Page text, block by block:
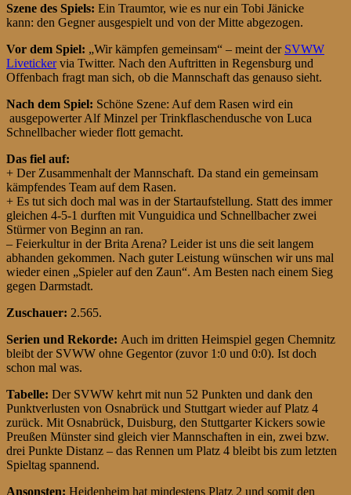
Szene des Spiels: Ein Traumtor, wie es nur ein Tobi Jänicke
kann: den Gegner ausgespielt und von der Mitte abgezogen.
Vor dem Spiel: „Wir kämpfen gemeinsam“ – meint der SVWW
Livetickervia Twitter. Nach den Auftritten in Regensburg und
Offenbach fragt man sich, ob die Mannschaft das genauso sieht.
Nach dem Spiel: Schöne Szene: Auf dem Rasen wird ein
ausgepowerter Alf Minzel per Trinkflaschendusche von Luca
Schnellbacher wieder flott gemacht.
Das fiel auf:
+ Der Zusammenhalt der Mannschaft. Da stand ein gemeinsam
kämpfendes Team auf dem Rasen.
+ Es tut sich doch mal was in der Startaufstellung. Statt des immer
gleichen 4-5-1 durften mit Vunguidica und Schnellbacher zwei
Stürmer von Beginn an ran.
– Feierkultur in der Brita Arena? Leider ist uns die seit langem
abhanden gekommen. Nach guter Leistung wünschen wir uns mal
wieder einen „Spieler auf den Zaun“. Am Besten nach einem Sieg
gegen Darmstadt.
Zuschauer: 2.565.
Serien und Rekorde: Auch im dritten Heimspiel gegen Chemnitz
bleibt der SVWW ohne Gegentor (zuvor 1:0 und 0:0). Ist doch
schon mal was.
Tabelle: Der SVWW kehrt mit nun 52 Punkten und dank den
Punktverlusten von Osnabrück und Stuttgart wieder auf Platz 4
zurück. Mit Osnabrück, Duisburg, den Stuttgarter Kickers sowie
Preußen Münster sind gleich vier Mannschaften in ein, zwei bzw.
drei Punkte Distanz – das Rennen um Platz 4 bleibt bis zum letzten
Spieltag spannend.
Ansonsten: Heidenheim hat mindestens Platz 2 und somit den